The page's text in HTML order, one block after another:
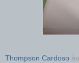
Thompson Cardoso às